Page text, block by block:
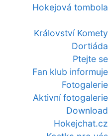
Hokejová tombola
Království Komety
Dortiáda
Ptejte se
Fan klub informuje
Fotogalerie
Aktivní fotogalerie
Download
Hokejchat.cz